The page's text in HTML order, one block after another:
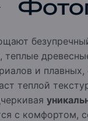
теплые
и
теплой
с комфортом,